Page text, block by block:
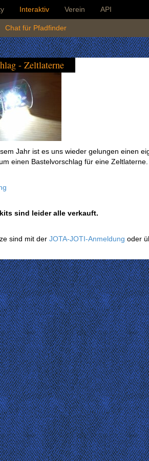
Interaktiv Verein API
Chat für Pfadfinder
- Zeltlaterne
Jahr ist es uns wieder gelungen einen
einen Bastelvorschlag für eine Zeltlaterne.
sind leider alle verkauft.
sind mit der JOTA-JOTI-Anmeldung oder